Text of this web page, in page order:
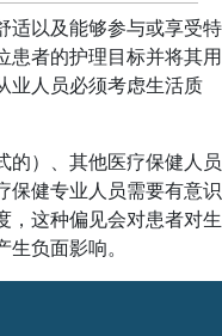
适以及能够参与或享受特
患者的护理目标并将其用
业人员必须考虑生活质
的）、其他医疗保健人员
保健专业人员需要有意识
，这种偏见会对患者对生
负面影响。